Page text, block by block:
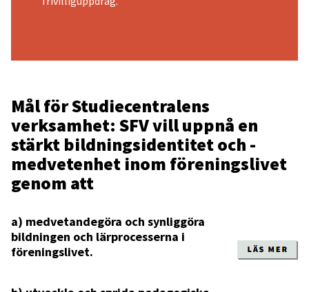
Mål för Studiecentralens
verksamhet: SFV vill uppnå en
stärkt bildningsidentitet och -
medvetenhet inom föreningslivet
genom att
a) medvetandegöra och synliggöra
bildningen och lärprocesserna i
föreningslivet.